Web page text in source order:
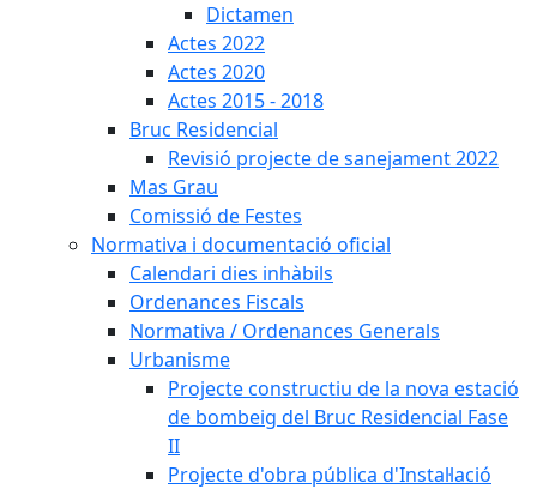
Dictamen
Actes 2022
Actes 2020
Actes 2015 - 2018
Bruc Residencial
Revisió projecte de sanejament 2022
Mas Grau
Comissió de Festes
Normativa i documentació oficial
Calendari dies inhàbils
Ordenances Fiscals
Normativa / Ordenances Generals
Urbanisme
Projecte constructiu de la nova estació
de bombeig del Bruc Residencial Fase
II
Projecte d'obra pública d'Instal·lació